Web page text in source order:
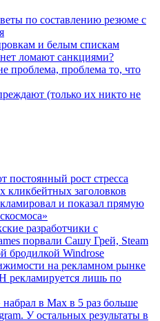
по составлению резюме с
и белым спискам
ломают санкциями?
проблема, проблема то, что
(только их никто не
постоянный рост стресса
кликбейтных заголовков
и показал прямую
разработчики с
порвали Сашу Грей, Steam
бродилкой Windrose
на рекламном рынке
рекламируется лишь по
в Max в 5 раз больше
У остальных результаты в